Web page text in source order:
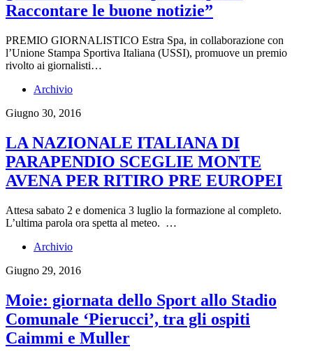
Raccontare le buone notizie”
PREMIO GIORNALISTICO Estra Spa, in collaborazione con
l’Unione Stampa Sportiva Italiana (USSI), promuove un premio
rivolto ai giornalisti…
Archivio
Giugno 30, 2016
LA NAZIONALE ITALIANA DI
PARAPENDIO SCEGLIE MONTE
AVENA PER RITIRO PRE EUROPEI
Attesa sabato 2 e domenica 3 luglio la formazione al completo.
L’ultima parola ora spetta al meteo. …
Archivio
Giugno 29, 2016
Moie: giornata dello Sport allo Stadio
Comunale ‘Pierucci’, tra gli ospiti
Caimmi e Muller